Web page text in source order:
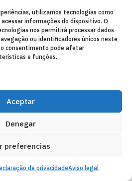
utilizamos tecnologias como
informações do dispositivo. O
nos permitirá processar dados
ou identificadores únicos neste
consentimento pode afetar
e funções.
Aceptar
Denegar
preferencias
de privacidadeAviso legal
CONTATO
DE DENUNCIAS
COLABORADORAS